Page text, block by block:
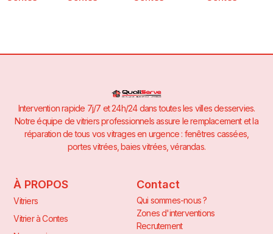
Intervention rapide 7j/7 et 24h/24 dans toutes les villes desservies.
Notre équipe de vitriers professionnels assure le remplacement et la
réparation de tous vos vitrages en urgence : fenêtres cassées,
portes vitrées, baies vitrées, vérandas.
À PROPOS
Vitriers
Vitrier à Contes
Contact
Qui sommes-nous ?
Zones d'interventions
Recrutement